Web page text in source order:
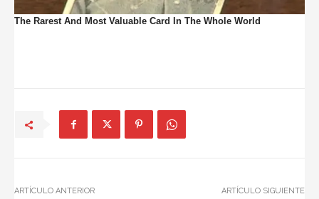
ARTÍCULO ANTERIOR ARTÍCULO SIGUIENTE